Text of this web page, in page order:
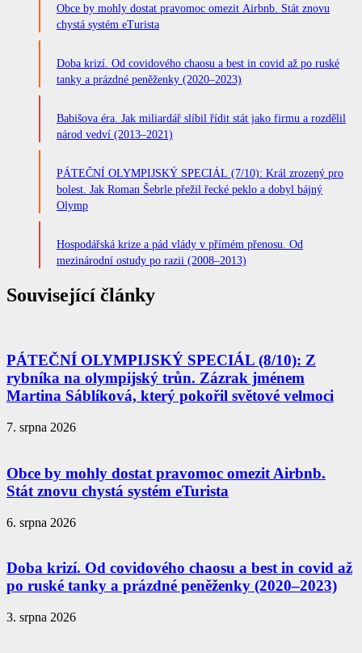
Obce by mohly dostat pravomoc omezit Airbnb. Stát znovu
chystá systém eTurista
Doba krizí. Od covidového chaosu a best in covid až po ruské
tanky a prázdné peněženky (2020–2023)
Babišova éra. Jak miliardář slíbil řídit stát jako firmu a rozdělil
národ vedví (2013–2021)
PÁTEČNÍ OLYMPIJSKÝ SPECIÁL (7/10): Král zrozený pro
bolest. Jak Roman Šebrle přežil řecké peklo a dobyl bájný
Olymp
Hospodářská krize a pád vlády v přímém přenosu. Od
mezinárodní ostudy po razii (2008–2013)
Související články
PÁTEČNÍ OLYMPIJSKÝ SPECIÁL (8/10): Z
rybníka na olympijský trůn. Zázrak jménem
Martina Sáblíková, který pokořil světové velmoci
7. srpna 2026
Obce by mohly dostat pravomoc omezit Airbnb.
Stát znovu chystá systém eTurista
6. srpna 2026
Doba krizí. Od covidového chaosu a best in covid až
po ruské tanky a prázdné peněženky (2020–2023)
3. srpna 2026